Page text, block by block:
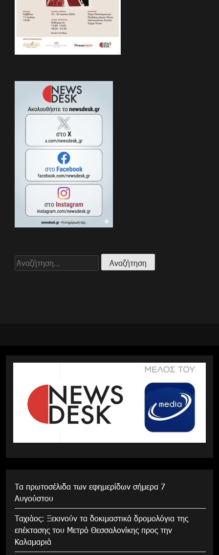
Αναζήτηση
για:
Τα πρωτοσέλιδα των εφημερίδων σήμερα 7
Αυγούστου
Tαχιάος: Ξεκινούν τα δοκιμαστικά δρομολόγια της
επέκτασης του Μετρό Θεσσαλονίκης προς την
Καλαμαριά